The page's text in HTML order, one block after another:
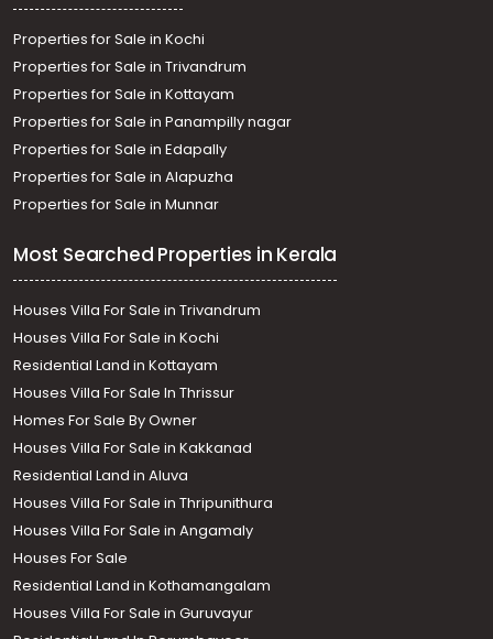
Properties for Sale in Kochi
Properties for Sale in Trivandrum
Properties for Sale in Kottayam
Properties for Sale in Panampilly nagar
Properties for Sale in Edapally
Properties for Sale in Alapuzha
Properties for Sale in Munnar
Most Searched Properties in Kerala
Houses Villa For Sale in Trivandrum
Houses Villa For Sale in Kochi
Residential Land in Kottayam
Houses Villa For Sale In Thrissur
Homes For Sale By Owner
Houses Villa For Sale in Kakkanad
Residential Land in Aluva
Houses Villa For Sale in Thripunithura
Houses Villa For Sale in Angamaly
Houses For Sale
Residential Land in Kothamangalam
Houses Villa For Sale in Guruvayur